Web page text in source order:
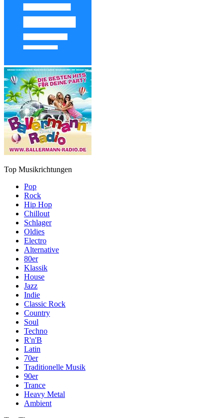
Top Musikrichtungen
Pop
Rock
Hip Hop
Chillout
Schlager
Oldies
Electro
Alternative
80er
Klassik
House
Jazz
Indie
Classic Rock
Country
Soul
Techno
R'n'B
Latin
70er
Traditionelle Musik
90er
Trance
Heavy Metal
Ambient